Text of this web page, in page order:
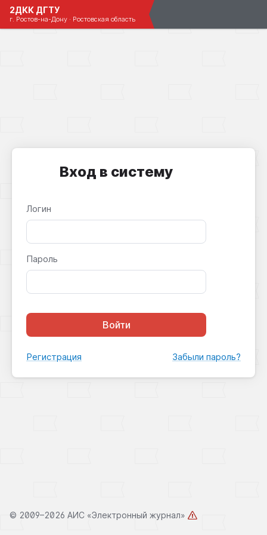
2ДКК ДГТУ
г. Ростов-на-Дону · Ростовская область
Вход в систему
Логин
Пароль
Войти
Регистрация Забыли пароль?
© 2009–2026 АИС «Электронный журнал»